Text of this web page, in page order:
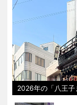
2026年の「八王子